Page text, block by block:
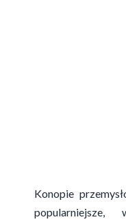
Konopie